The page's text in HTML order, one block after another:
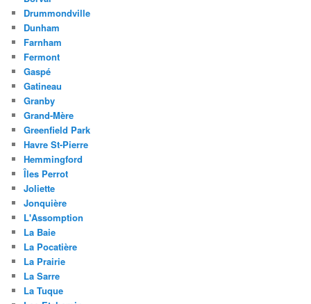
Drummondville
Dunham
Farnham
Fermont
Gaspé
Gatineau
Granby
Grand-Mère
Greenfield Park
Havre St-Pierre
Hemmingford
Îles Perrot
Joliette
Jonquière
L'Assomption
La Baie
La Pocatière
La Prairie
La Sarre
La Tuque